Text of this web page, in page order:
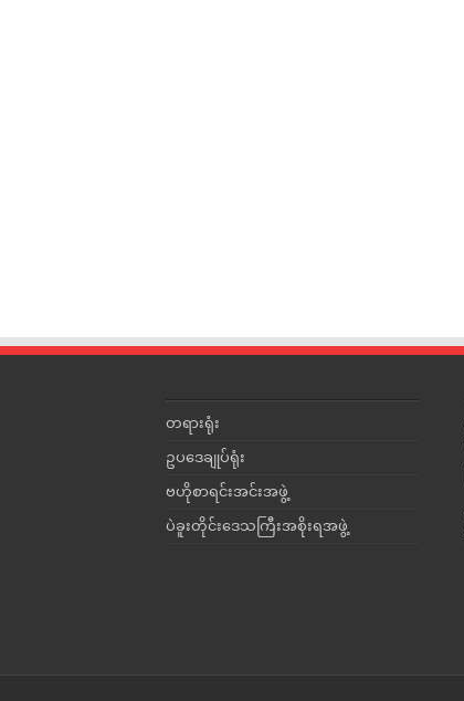
တရားရုံး
ဥပဒေချုပ်ရုံး
ဗဟိုစာရင်းအင်းအဖွဲ့
ပဲခူးတိုင်းဒေသကြီးအစိုးရအဖွဲ့